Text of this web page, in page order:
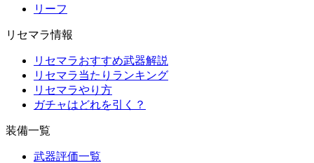
リーフ
リセマラ情報
リセマラおすすめ武器解説
リセマラ当たりランキング
リセマラやり方
ガチャはどれを引く？
装備一覧
武器評価一覧